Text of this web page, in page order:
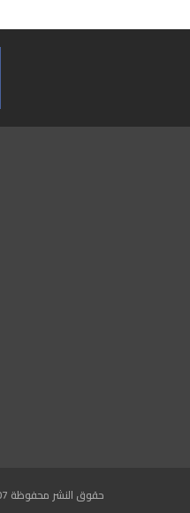
حقوق النشر محفوظة 2007 - 2022 © طنجة نيوز